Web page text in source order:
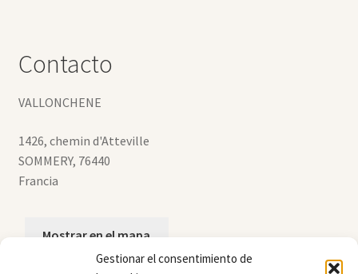
Gestionar el consentimiento de
Contacto
VALLONCHENE
1426, chemin d'Atteville
SOMMERY, 76440
Francia
Mostrar en el mapa